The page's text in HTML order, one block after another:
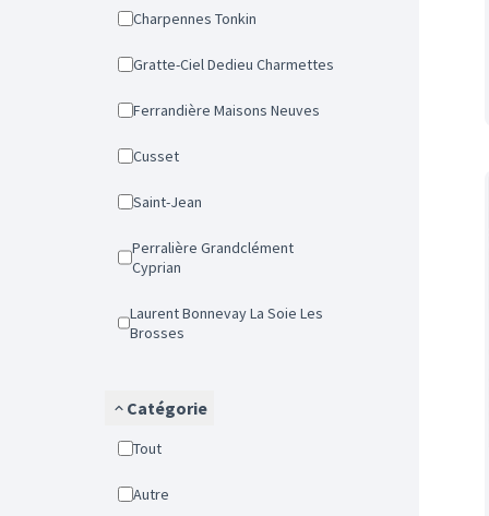
Charpennes Tonkin
Gratte-Ciel Dedieu Charmettes
Ferrandière Maisons Neuves
Cusset
Saint-Jean
Perralière Grandclément
Cyprian
Laurent Bonnevay La Soie Les
Brosses
Catégorie
Tout
Autre